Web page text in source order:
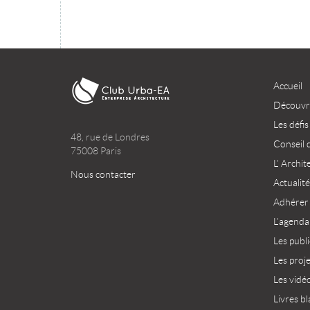
48, rue de Londres
75008 Paris
Nous contacter
Accueil
Les défis
Conseil
L’
Adhérer
Les
Les
Les
Livres